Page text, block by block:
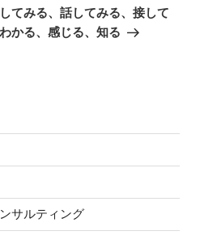
てみる、話してみる、接して
る、感じる、知る
サルティング